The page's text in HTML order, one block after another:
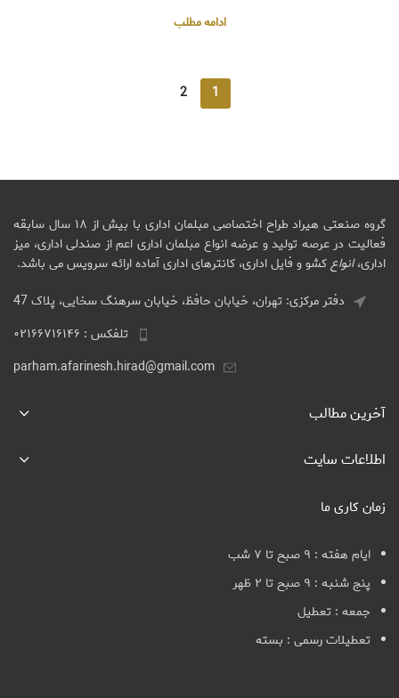
ادامه مطلب
1
2
گروه صنعتی هیراد طراح اختصاصی مبلمان اداری با بیش از ۱۸ سال سابقه
فعالیت در عرصه تولید و عرضه انواع مبلمان اداری اعم از صندلی اداری، میز
اداری،انواعکشو و فایل اداری، کانترهای اداری آماده ارائه سرویس می باشد.
دفتر مرکزی: تهران، خیابان حافظ، خیابان سرهنگ سخایی، پلاک 47
تلفکس : ۰۲۱۶۶۷۱۶۱۴۶
parham.afarinesh.hirad@gmail.com
آخرین مطالب
اطلاعات سایت
زمان کاری ما
ایام هفته : ۹ صبح تا ۷ شب
پنج شنبه : ۹ صبح تا ۲ ظهر
جمعه : تعطیل
تعطیلات رسمی : بسته